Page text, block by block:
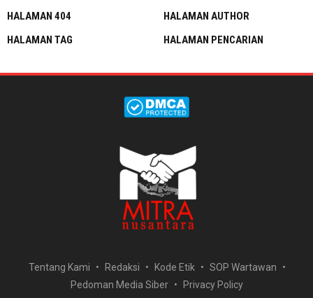
HALAMAN 404
HALAMAN AUTHOR
HALAMAN TAG
HALAMAN PENCARIAN
Tentang Kami Redaksi Kode Etik
SOP Wartawan
Pedoman Media Siber
Privacy Policy